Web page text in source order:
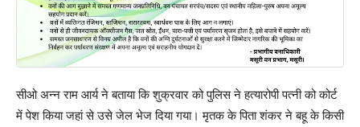
सीओ अन्न राम आर्य ने बताया कि शुक्रवार को पुलिस ने हत्यारोपी पत्नी को कोर्ट
में पेश किया जहां से उसे जेल भेज दिया गया। मृतक के पिता शंकर ने बहू के किसी